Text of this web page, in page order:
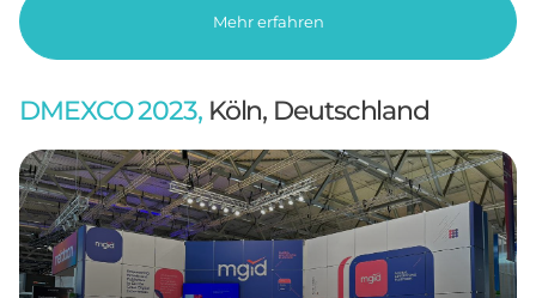
Mehr erfahren
DMEXCO 2023,Köln, Deutschland